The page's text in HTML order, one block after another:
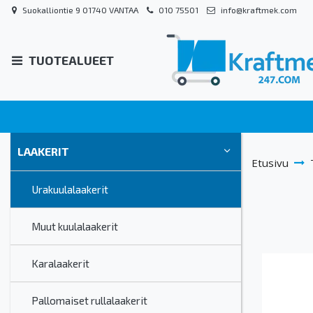
Suokalliontie 9 01740 VANTAA 010 75501 info@kraftmek.com
TUOTEALUEET
LAAKERIT
Urakuulalaakerit
Muut kuulalaakerit
Karalaakerit
Pallomaiset rullalaakerit
Etusivu